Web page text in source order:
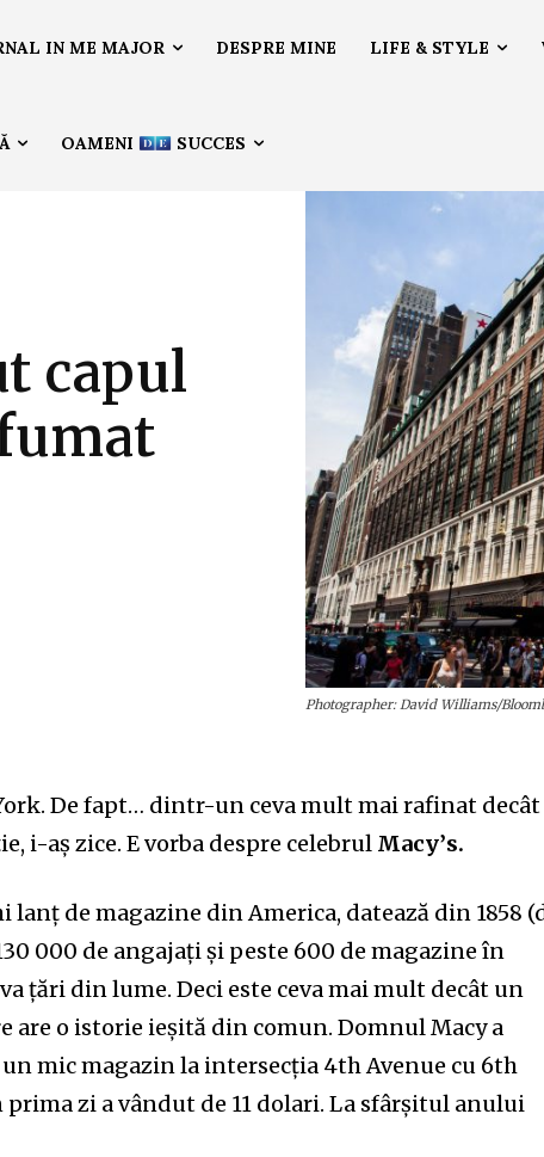
IN ME MAJOR DESPRE MINE LIFE & STYLE
OAMENI SUCCES
capul
Photographer: David Williams/
De fapt… dintr-un ceva mult mairafinat decât
i-aș zice. E vorba despre celebrul Macy’s.
lanț de magazine din America, datează din 1858
000 de angajați și peste 600 de magazine în
țări din lume. Deci este ceva mai mult decât un
are o istorie ieșită din comun. Domnul Macya
un mic magazin la intersecția 4th Avenue cu 6th
prima zi a vândut de 11 dolari. La sfârșitul anului